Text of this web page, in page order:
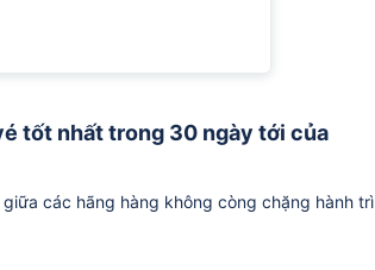
tốt nhất trong 30 ngày tới của
các hãng hàng không còng chặng hành